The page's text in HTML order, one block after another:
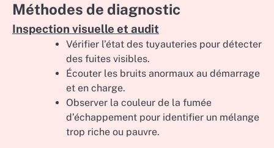
Méthodes de diagnostic
Inspection visuelle et audit
Vérifier l’état des tuyauteries pour détecter
des fuites visibles.
Écouter les bruits anormaux au démarrage
et en charge.
Observer la couleur de la fumée
d’échappement pour identifier un mélange
trop riche ou pauvre.